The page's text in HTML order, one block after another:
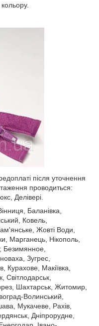
після уточнення
проводиться:
Делівері.
Баланівка,
Ковель,
Жовті Води,
Марганець, Нікополь,
Безимянное,
Зугрес,
Курахове, Макіївка,
Світлодарськ,
Шахтарськ, Житомир,
Волинський,
Мукачеве, Рахів,
Дніпрорудне,